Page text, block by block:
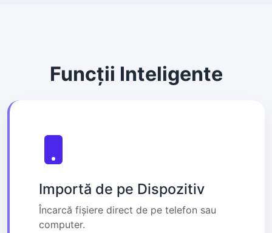
Funcții Inteligente
Importă de pe Dispozitiv
Încarcă fișiere direct de pe telefon sau
computer.